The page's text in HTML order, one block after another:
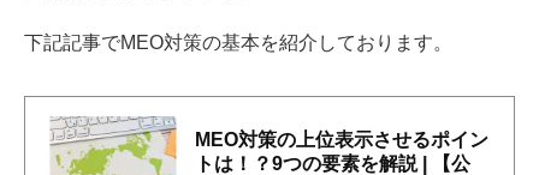
下記記事でMEO対策の基本を紹介しております。
MEO対策の上位表示させるポイン
トは！？9つの要素を解説 | 【公